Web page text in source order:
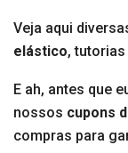
Veja aqui
elástico, tutorias
E ah, antes que
nossos cupons
compras para